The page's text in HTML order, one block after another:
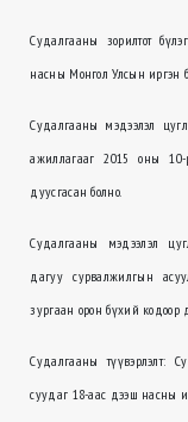
Судалгааны зорилтот
насны Монгол Улсын иргэн
Судалгааны мэдээлэл
ажиллагааг 2015 оны
дуусгасан болно.
Судалгааны мэдээлэл
дагуу сурвалжилгын
зургаан орон бүхий кодоор
Судалгааны түүвэрлэлт:
суудаг 18-аас дээш насны